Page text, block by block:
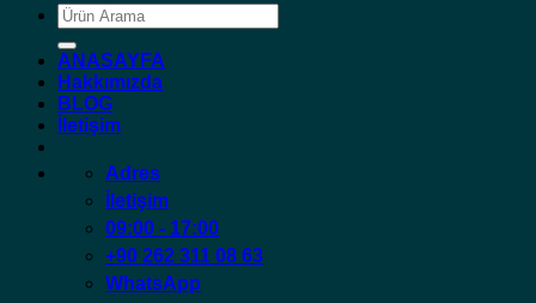
Ara:
ANASAYFA
Hakkımızda
BLOG
İletişim
Adres
İletişim
09:00 - 17:00
+90 262 311 08 63
WhatsApp